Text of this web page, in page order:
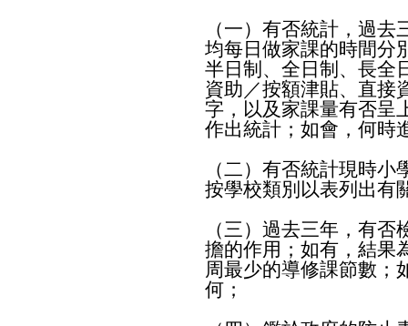
（一）有否統計，過
均每日做家課的時間分
半日制、全日制、長全
資助／按額津貼、直接
字，以及家課量有否呈
作出統計；如會，何時
（二）有否統計現時
按學校類別以表列出有
（三）過去三年，有
擔的作用；如有，結果
周最少的導修課節數；
何；